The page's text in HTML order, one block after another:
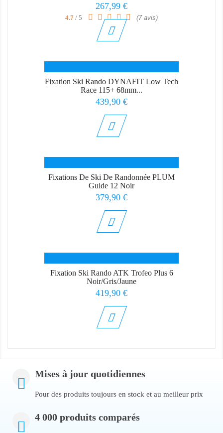
Prix
267,99 €
4.7 / 5 (7 avis)
Fixation Ski Rando DYNAFIT Low Tech
Race 115+ 68mm...
Prix
439,90 €
Fixations De Ski De Randonnée PLUM
Guide 12 Noir
Prix
379,90 €
Fixation Ski Rando ATK Trofeo Plus 6
Noir/Gris/Jaune
Prix
419,90 €
Mises à jour quotidiennes
Pour des produits toujours en stock et au meilleur prix
4 000 produits comparés